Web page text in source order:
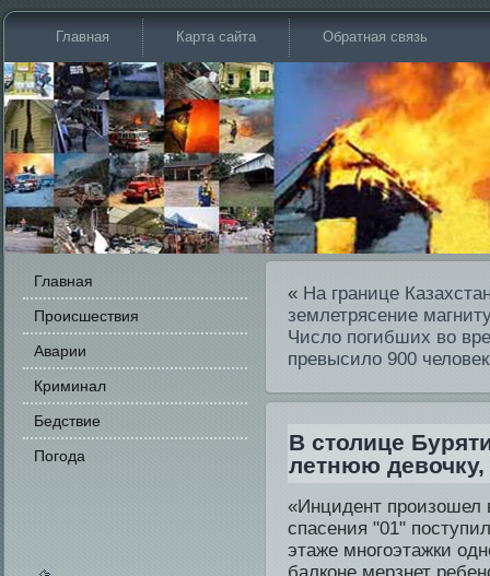
Главная Карта сайта Обратная связь
Главная
Происшестви­я
Аварии
Криминал
Бедстви­е
Погода
« На границе
землетрясение
Число погибших во
превысило 900 человек
В столице
летнюю
«Инцидент произошел
спасения "01"
этаже многоэтажки